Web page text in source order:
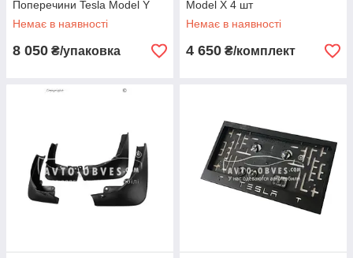
Поперечини Tesla Model Y
Немає в наявності
8 050 ₴/упаковка
Model X 4 шт
Немає в наявності
4 650 ₴/комплект